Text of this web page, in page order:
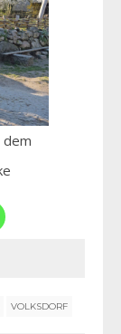
dem
VOLKSDORF